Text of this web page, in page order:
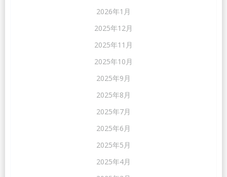
2026年1月
2025年12月
2025年11月
2025年10月
2025年9月
2025年8月
2025年7月
2025年6月
2025年5月
2025年4月